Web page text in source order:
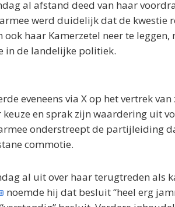
al afstand deed van haar
werd duidelijk dat de kwestie
haar Kamerzetel neer te leggen,
in de landelijke politiek.
eveneens via X op het vertrek
en sprak zijn waardering uit
onderstreept de partijleiding
commotie.
al uit over haar terugtreden als
noemde hij dat besluit “heel erg